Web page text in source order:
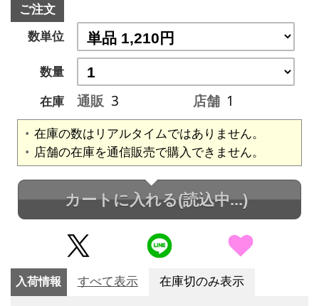
ご注文
数単位
数量
在庫
通販 3 店舗 1
在庫の数はリアルタイムではありません。
店舗の在庫を通信販売で購入できません。
カートに入れる(読込中...)
入荷情報 すべて表示 在庫切のみ表示